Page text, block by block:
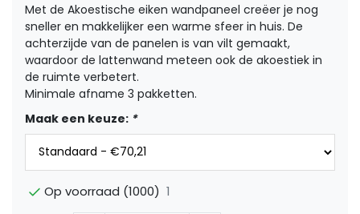
Met de Akoestische eiken wandpaneel creëer je nog
sneller en makkelijker een warme sfeer in huis. De
achterzijde van de panelen is van vilt gemaakt,
waardoor de lattenwand meteen ook de akoestiek in
de ruimte verbetert.
Minimale afname 3 pakketten.
Maak een keuze: *
Op voorraad (1000) 1